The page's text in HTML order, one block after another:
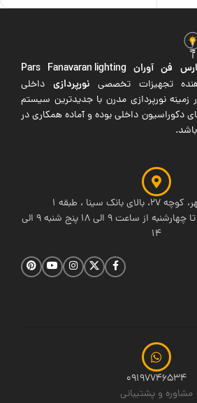
فن آوران Pars Fanavaran lighting
تجهیزات تخصصی نورپردازی داخلی
زمینه نورپردازی مدرن با جدیدترین سیستم
دکوراسیون داخلی بوده و آماده همکاری در
سینا ، طبقه 1
ساعت کاری شیراز: شنبه تا چهارشنبه از ساعت 9 الی 18 پنج شنبه 9 الی
14
09197746534
مشاوره و پشتیبانی